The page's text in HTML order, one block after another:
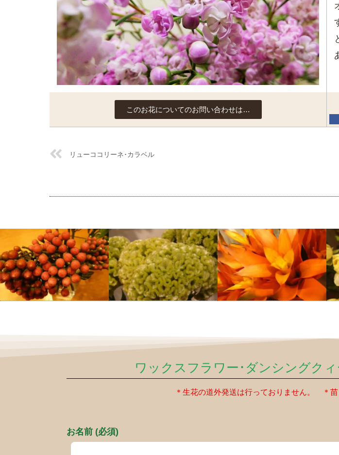
このお花についてのお問い合わせは…
リューココリーネ･カラベル
ワックスフラワー･ダンシングク
＊生花の道外発送は行っておりません。 ＊苗
お名前 (必須)